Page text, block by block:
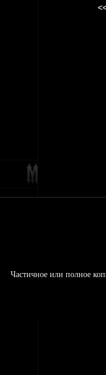
Частичное или полное